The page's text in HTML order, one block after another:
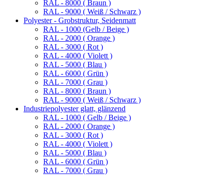
RAL - 8000 ( Braun )
RAL - 9000 ( Weiß / Schwarz )
Polyester - Grobstruktur, Seidenmatt
RAL - 1000 (Gelb / Beige )
RAL - 2000 ( Orange )
RAL - 3000 ( Rot )
RAL - 4000 ( Violett )
RAL - 5000 ( Blau )
RAL - 6000 ( Grün )
RAL - 7000 ( Grau )
RAL - 8000 ( Braun )
RAL - 9000 ( Weiß / Schwarz )
Industriepolyester glatt, glänzend
RAL - 1000 ( Gelb / Beige )
RAL - 2000 ( Orange )
RAL - 3000 ( Rot )
RAL - 4000 ( Violett )
RAL - 5000 ( Blau )
RAL - 6000 ( Grün )
RAL - 7000 ( Grau )